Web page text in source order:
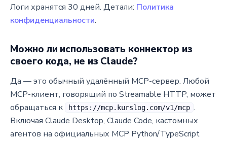
Логи хранятся 30 дней. Детали: Политика
конфиденциальности.
Можно ли использовать коннектор из
своего кода, не из Claude?
Да — это обычный удалённый MCP-сервер. Любой
MCP-клиент, говорящий по Streamable HTTP, может
обращаться к
https://mcp.kurslog.com/v1/mcp .
Включая Claude Desktop, Claude Code, кастомных
агентов на официальных MCP Python/TypeScript